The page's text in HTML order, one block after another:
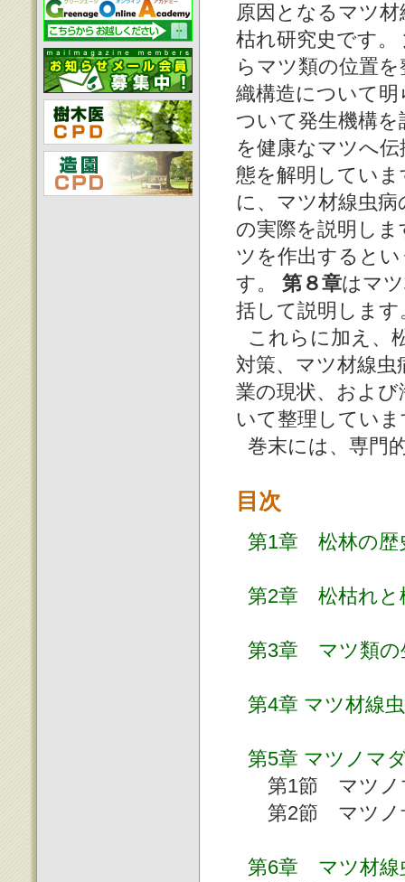
原因となるマツ
枯れ研究史です。
らマツ類の位置
織構造について
ついて発生機構
を健康なマツへ
態を解明してい
に、マツ材線虫
の実際を説明し
ツを作出すると
す。 第８章はマ
括して説明します
これらに加え、
対策、マツ材線虫
業の現状、およ
いて整理してい
巻末には、専門
目次
第1章 松林の歴
第2章 松枯れと
第3章 マツ類の
第4章 マツ材線
第5章 マツノマ
第1節 マツノ
第2節 マツノ
第6章 マツ材線